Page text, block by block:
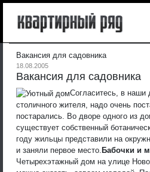
Вакансия для садовника
18.08.2005
Вакансия для садовника
Согласитесь, в наши
столичного жителя, надо очень
постарались. Во дворе одного из
существует собственный
году жильцы представили на
и заняли первое место. Бабочки и
Четырехэтажный дом на улице